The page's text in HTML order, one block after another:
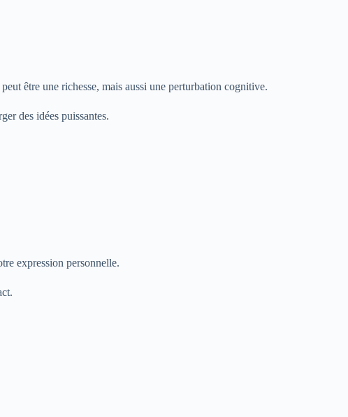
être une richesse, mais aussi une perturbation cognitive.
des idées puissantes.
expression personnelle.